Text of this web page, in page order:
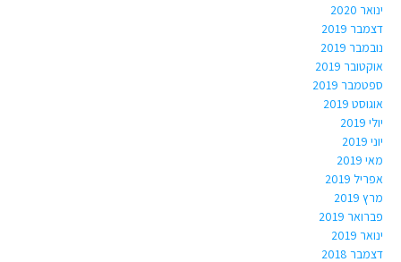
ינואר 2020
דצמבר 2019
נובמבר 2019
אוקטובר 2019
ספטמבר 2019
אוגוסט 2019
יולי 2019
יוני 2019
מאי 2019
אפריל 2019
מרץ 2019
פברואר 2019
ינואר 2019
דצמבר 2018